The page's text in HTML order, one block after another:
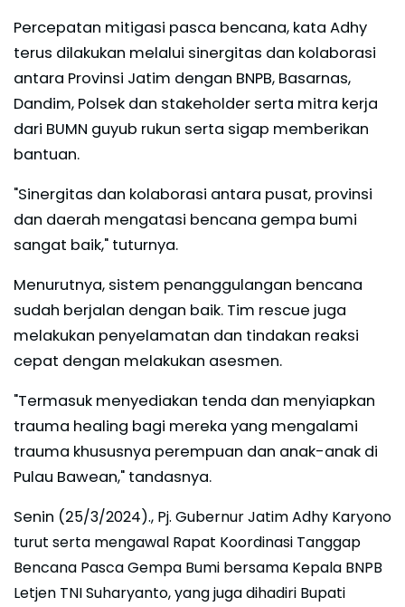
Percepatan mitigasi pasca bencana, kata Adhy
terus dilakukan melalui sinergitas dan kolaborasi
antara Provinsi Jatim dengan BNPB, Basarnas,
Dandim, Polsek dan stakeholder serta mitra kerja
dari BUMN guyub rukun serta sigap memberikan
bantuan.
"Sinergitas dan kolaborasi antara pusat, provinsi
dan daerah mengatasi bencana gempa bumi
sangat baik," tuturnya.
Menurutnya, sistem penanggulangan bencana
sudah berjalan dengan baik. Tim rescue juga
melakukan penyelamatan dan tindakan reaksi
cepat dengan melakukan asesmen.
"Termasuk menyediakan tenda dan menyiapkan
trauma healing bagi mereka yang mengalami
trauma khususnya perempuan dan anak-anak di
Pulau Bawean," tandasnya.
Senin (25/3/2024)., Pj. Gubernur Jatim Adhy Karyono
turut serta mengawal Rapat Koordinasi Tanggap
Bencana Pasca Gempa Bumi bersama Kepala BNPB
Letjen TNI Suharyanto, yang juga dihadiri Bupati